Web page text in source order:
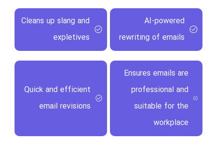
AI-powered
rewriting of emails
Cleans up slang and
expletives
Ensures emails are
professional and
suitable for the
workplace
Quick and efficient
email revisions